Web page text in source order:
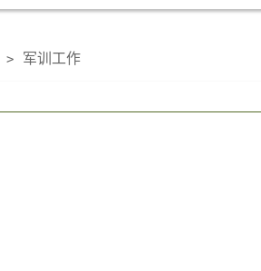
> 军训工作